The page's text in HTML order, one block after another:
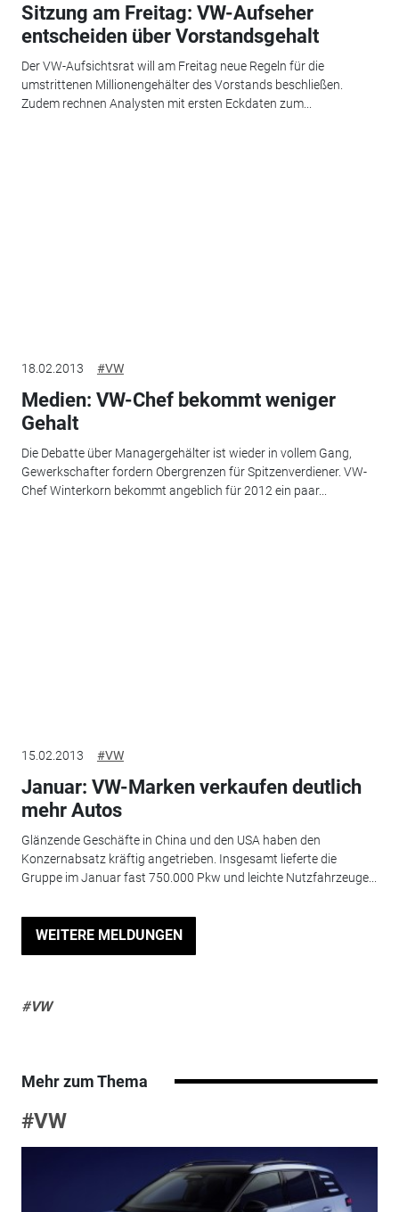
Sitzung am Freitag: VW-Aufseher
entscheiden über Vorstandsgehalt
Der VW-Aufsichtsrat will am Freitag neue Regeln für die
umstrittenen Millionengehälter des Vorstands beschließen.
Zudem rechnen Analysten mit ersten Eckdaten zum...
18.02.2013 #VW
Medien: VW-Chef bekommt weniger
Gehalt
Die Debatte über Managergehälter ist wieder in vollem Gang,
Gewerkschafter fordern Obergrenzen für Spitzenverdiener. VW-
Chef Winterkorn bekommt angeblich für 2012 ein paar...
15.02.2013 #VW
Januar: VW-Marken verkaufen deutlich
mehr Autos
Glänzende Geschäfte in China und den USA haben den
Konzernabsatz kräftig angetrieben. Insgesamt lieferte die
Gruppe im Januar fast 750.000 Pkw und leichte Nutzfahrzeuge...
WEITERE MELDUNGEN
#VW
Mehr zum Thema
#VW